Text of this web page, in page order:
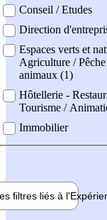
Conseil / Etudes
Direction
Espaces verts et
Agriculture /
animaux (1)
Hôtellerie -
Tourisme /
Immobilier
filtres liés à l'